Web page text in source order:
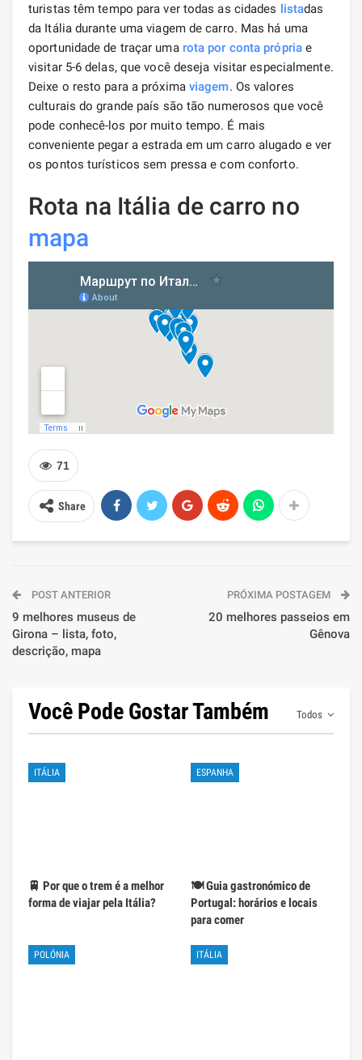
turistas têm tempo para ver todas as cidades listadas
da Itália durante uma viagem de carro. Mas há uma
oportunidade de traçar uma rota por conta própriae
visitar 5-6 delas, que você deseja visitar especialmente.
Deixe o resto para a próxima viagem. Os valores
culturais do grande país são tão numerosos que você
pode conhecê-los por muito tempo. É mais
conveniente pegar a estrada em um carro alugado e ver
os pontos turísticos sem pressa e com conforto.
Rota na Itália de carro no
mapa
71
Share
POST ANTERIOR
9 melhores museus de
Girona – lista, foto,
descrição, mapa
PRÓXIMA POSTAGEM
20 melhores passeios em
Gênova
Todos
Você Pode Gostar Também
ITÁLIA
🚆 Por que o trem é a melhor
forma de viajar pela Itália?
ESPANHA
🍽️ Guia gastronómico de
Portugal: horários e locais
para comer
POLÓNIA ITÁLIA